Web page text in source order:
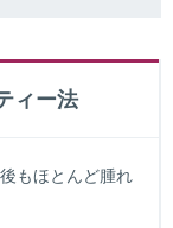
ィー法
もほとんど腫れ